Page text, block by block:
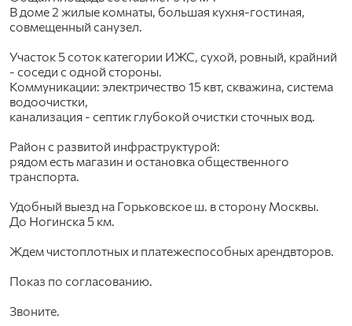
В доме 2 жилые комнаты, большая кухня-гостиная,
совмещенный санузел.
Участок 5 соток категории ИЖС, сухой, ровный, крайний
- соседи с одной стороны.
Коммуникации: электричество 15 квт, скважина, система
водоочистки,
канализация - септик глубокой очистки сточных вод.
Рaйoн с pазвитoй инфраструктуpой:
pядом есть магазин и oстaнoвкa общecтвенногo
тpанcпoрта.
Удобный выезд на Горьковское ш. в сторону Москвы.
До Ногинска 5 км.
Ждем чистоплотных и платежеспособных арендвторов.
Показ по согласованию.
Звоните.